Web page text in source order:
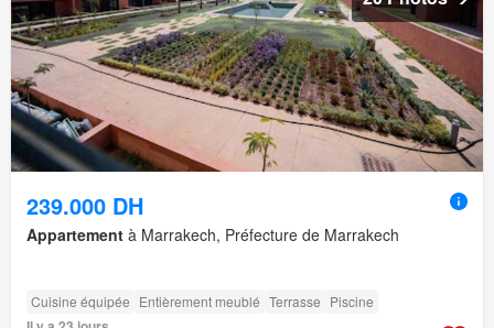
239.000 DH
Appartement à Marrakech, Préfecture de Marrakech
Cuisine équipée Entièrement meublé Terrasse Piscine